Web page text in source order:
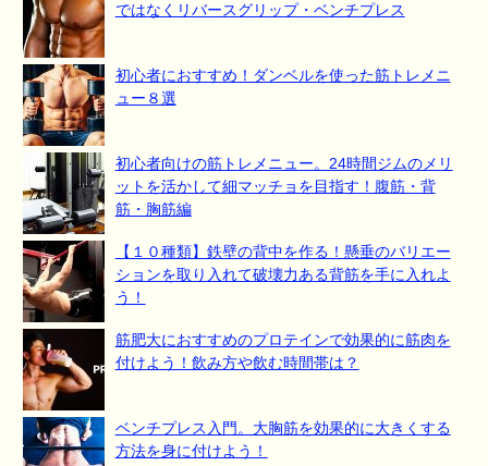
ではなくリバースグリップ・ベンチプレス
初心者におすすめ！ダンベルを使った筋トレメニ
ュー８選
初心者向けの筋トレメニュー。24時間ジムのメリ
ットを活かして細マッチョを目指す！腹筋・背
筋・胸筋編
【１０種類】鉄壁の背中を作る！懸垂のバリエー
ションを取り入れて破壊力ある背筋を手に入れよ
う！
筋肥大におすすめのプロテインで効果的に筋肉を
付けよう！飲み方や飲む時間帯は？
ベンチプレス入門。大胸筋を効果的に大きくする
方法を身に付けよう！